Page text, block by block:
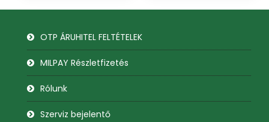
OTP ÁRUHITEL FELTÉTELEK
MILPAY Részletfizetés
Rólunk
Szerviz bejelentő